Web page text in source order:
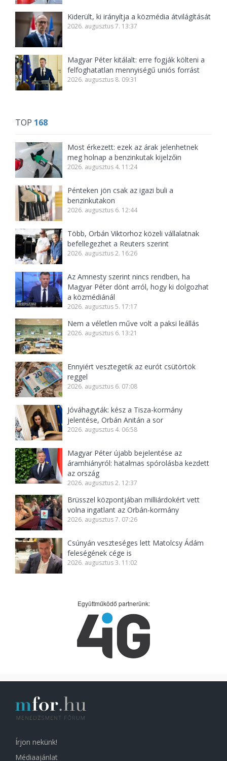
Kiderült, ki irányítja a közmédia átvilágítását
2026. augusztus 7. 13:37
Magyar Péter kitálalt: erre fogják költeni a
felfoghatatlan mennyiségű uniós forrást
2026. augusztus 8. 09:31
TOP 168
Most érkezett: ezek az árak jelenhetnek
meg holnap a benzinkutak kijelzőin
2026. augusztus 4. 11:24
Pénteken jön csak az igazi buli a
benzinkutakon
2026. augusztus 6. 12:44
Több, Orbán Viktorhoz közeli vállalatnak
befellegezhet a Reuters szerint
2026. augusztus 2. 16:26
Az Amnesty szerint nincs rendben, ha
Magyar Péter dönt arról, hogy ki dolgozhat
a közmédiánál
2026. augusztus 5. 17:17
Nem a véletlen műve volt a paksi leállás
2026. augusztus 6. 13:21
Ennyiért vesztegetik az eurót csütörtök
reggel
2026. augusztus 6. 07:08
Jóváhagyták: kész a Tisza-kormány
jelentése, Orbán Anitán a sor
2026. augusztus 4. 06:58
Magyar Péter újabb bejelentése az
áramhiányról: hatalmas spórolásba kezdett
az ország
2026. augusztus 2. 12:37
Brüsszel központjában milliárdokért vett
volna ingatlant az Orbán-kormány
2026. augusztus 7. 07:26
Csúnyán veszteséges lett Matolcsy Ádám
feleségének cége is
2026. augusztus 3. 11:02
Együttműködő partnerünk:
Írjon nekünk!
Médiaajánlat